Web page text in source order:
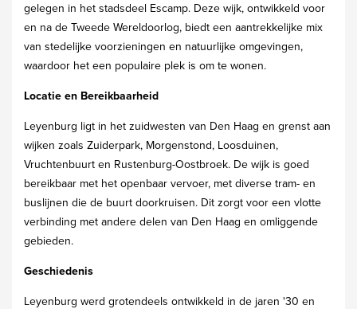
gelegen in het stadsdeel Escamp. Deze wijk, ontwikkeld voor
en na de Tweede Wereldoorlog, biedt een aantrekkelijke mix
van stedelijke voorzieningen en natuurlijke omgevingen,
waardoor het een populaire plek is om te wonen.
Locatie en Bereikbaarheid
Leyenburg ligt in het zuidwesten van Den Haag en grenst aan
wijken zoals Zuiderpark, Morgenstond, Loosduinen,
Vruchtenbuurt en Rustenburg-Oostbroek. De wijk is goed
bereikbaar met het openbaar vervoer, met diverse tram- en
buslijnen die de buurt doorkruisen. Dit zorgt voor een vlotte
verbinding met andere delen van Den Haag en omliggende
gebieden.
Geschiedenis
Leyenburg werd grotendeels ontwikkeld in de jaren '30 en